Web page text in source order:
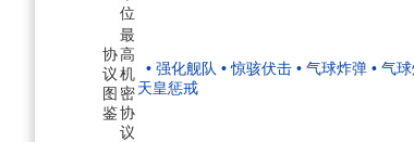
位
协
议
图
鉴
最
高
机
密
协
议
• 强化舰队 • 惊骇伏击 • 气球炸弹 • 气
天皇惩戒